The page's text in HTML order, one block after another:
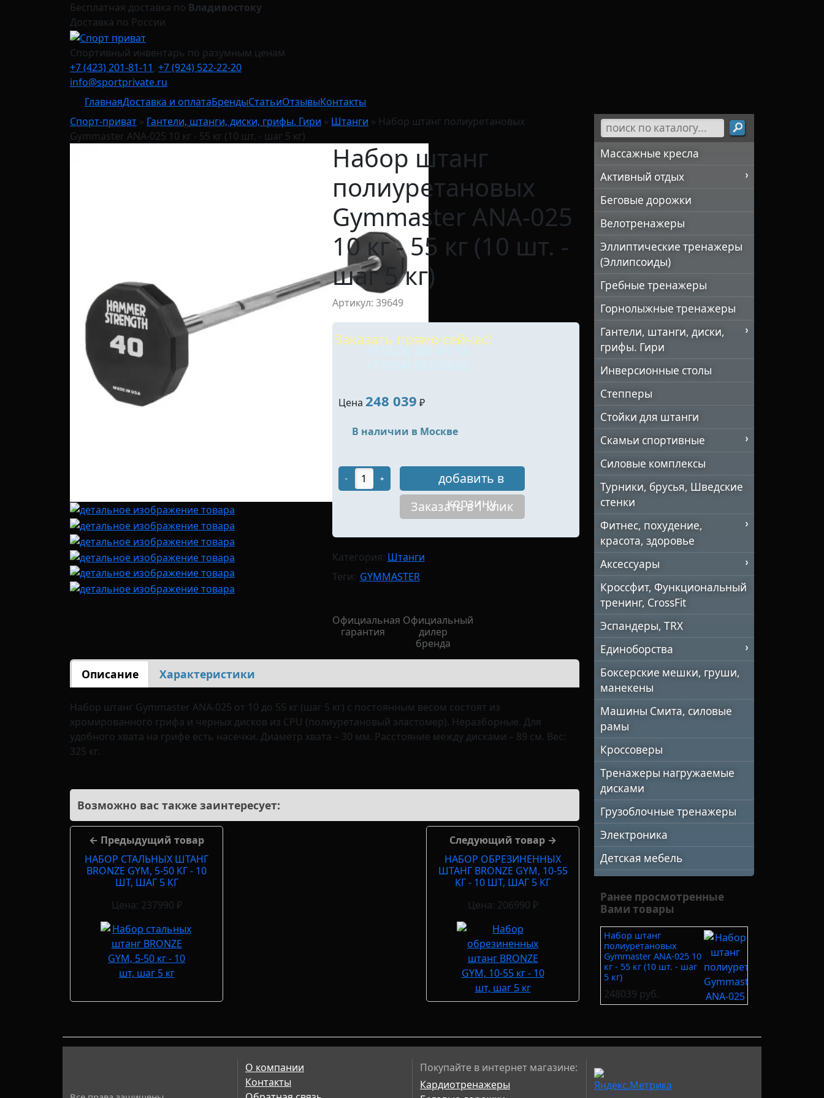
Бесплатная доставка по Владивостоку
Доставка по России
Спортивный инвентарь по разумным ценам
+7 (423) 201-81-11, +7 (924) 522-22-20
info@sportprivate.ru
ГлавнаяДоставка и оплатаБрендыСтатьиОтзывыКонтакты
Спорт-приват » Гантели, штанги, диски, грифы. Гири » Штанги » Набор штанг полиуретановых
Gymmaster ANA-025 10 кг - 55 кг (10 шт. - шаг 5 кг)
Набор штанг
полиуретановых
Gymmaster ANA-025
10 кг - 55 кг (10 шт. -
шаг 5 кг)
Артикул: 39649
Заказать прямо сейчас!
+7 (423) 201-81-11
Цена 248 039 ₽
В наличии в Москве
- +
добавить в
корзину
Заказать в 1 клик
Категория: Штанги
Теги: GYMMASTER
Официальная
гарантия
Официальный
дилер
бренда
Описание Характеристики
Набор штанг Gymmaster ANA-025 от 10 до 55 кг (шаг 5 кг) с постоянным весом состоят из
хромированного грифа и черных дисков из CPU (полиуретановый эластомер). Неразборные. Для
удобного хвата на грифе есть насечки. Диаметр хвата – 30 мм. Расстояние между дисками – 89 см. Вес:
325 кг.
Возможно вас также заинтересует:
← Предыдущий товар
НАБОР СТАЛЬНЫХ ШТАНГ
BRONZE GYM, 5-50 КГ - 10
ШТ, ШАГ 5 КГ
Цена: 237990 ₽
Следующий товар →
НАБОР ОБРЕЗИНЕННЫХ
ШТАНГ BRONZE GYM, 10-55
КГ - 10 ШТ, ШАГ 5 КГ
Цена: 206990 ₽
Массажные кресла
Активный отдых
Беговые дорожки
Велотренажеры
Эллиптические тренажеры
(Эллипсоиды)
Гребные тренажеры
Горнолыжные тренажеры
Гантели, штанги, диски,
грифы. Гири
Инверсионные столы
Степперы
Стойки для штанги
Скамьи спортивные
Силовые комплексы
Турники, брусья, Шведские
стенки
Фитнес, похудение,
красота, здоровье
Аксессуары
Кроссфит, Функциональный
тренинг, CrossFit
Эспандеры, TRX
Единоборства
Боксерские мешки, груши,
манекены
Машины Смита, силовые
рамы
Кроссоверы
Тренажеры нагружаемые
дисками
Грузоблочные тренажеры
Электроника
Детская мебель
Ранее просмотренные
Вами товары
Набор штанг
полиуретановых
Gymmaster ANA-025 10
кг - 55 кг (10 шт. - шаг
5 кг)
248039 руб.
О компании
Контакты
Покупайте в интернет магазине:
Кардиотренажеры